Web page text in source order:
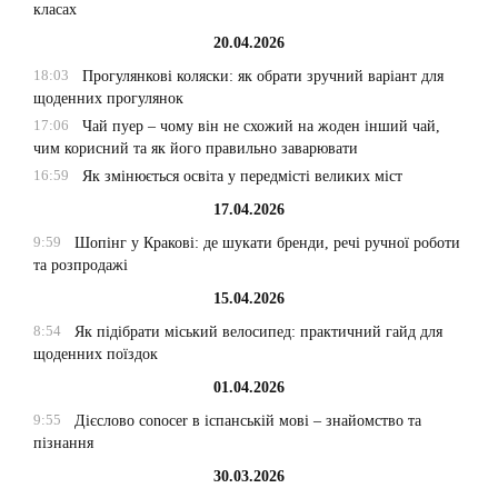
класах
20.04.2026
18:03
Прогулянкові коляски: як обрати зручний варіант для
щоденних прогулянок
17:06
Чай пуер – чому він не схожий на жоден інший чай,
чим корисний та як його правильно заварювати
16:59
Як змінюється освіта у передмісті великих міст
17.04.2026
9:59
Шопінг у Кракові: де шукати бренди, речі ручної роботи
та розпродажі
15.04.2026
8:54
Як підібрати міський велосипед: практичний гайд для
щоденних поїздок
01.04.2026
9:55
Дієслово conocer в іспанській мові – знайомство та
пізнання
30.03.2026